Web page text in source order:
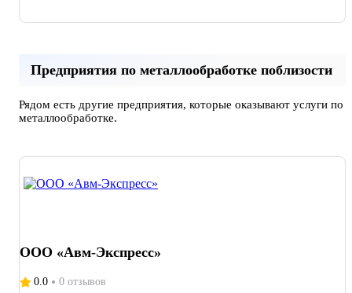
Предприятия по металлообработке поблизости
Рядом есть другие предприятия, которые оказывают услуги по
металлообработке.
ООО «Авм-Экспресс»
0.0
0 отзывов